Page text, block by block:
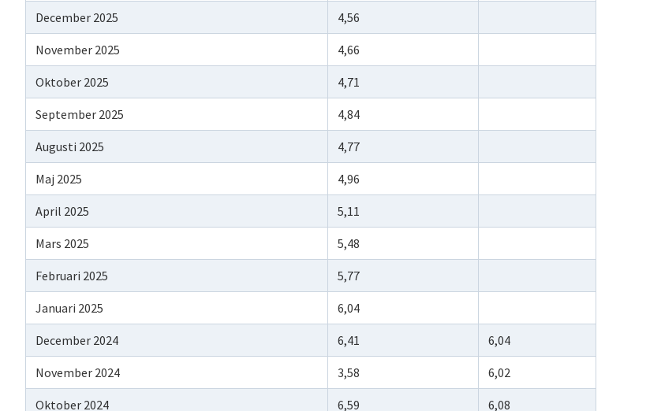
December 2025 4,56
November 2025 4,66
Oktober 2025 4,71
September 2025 4,84
Augusti 2025 4,77
Maj 2025 4,96
April 2025 5,11
Mars 2025 5,48
Februari 2025 5,77
Januari 2025 6,04
December 2024 6,41 6,04
November 2024 3,58 6,02
Oktober 2024 6,59 6,08